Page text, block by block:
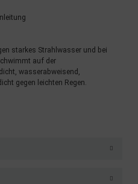
starkes Strahlwasser und bei
auf der
wasserabweisend,
gegen leichten Regen.